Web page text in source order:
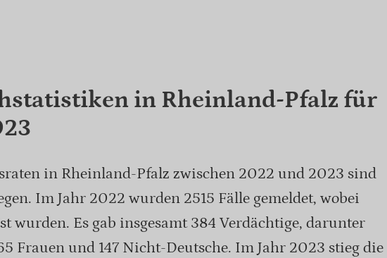
in Rheinland-Pfalz für
in Rheinland-Pfalz zwischen 2022 und 2023 sind
Im Jahr 2022 wurden 2515 Fälle gemeldet, wobei
wurden. Es gab insgesamt 384 Verdächtige, darunter
Frauen und 147 Nicht-Deutsche. Im Jahr 2023 stieg die